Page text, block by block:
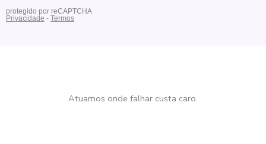
Atuamos onde falhar custa caro.